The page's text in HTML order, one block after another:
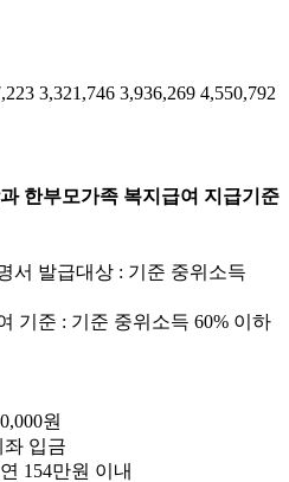
3,321,746 3,936,269 4,550,792
한부모가족 복지급여 지급기준
서 발급대상 : 기준 중위소득
기준 : 기준 중위소득 60% 이하
원
좌 입금
154만원 이내